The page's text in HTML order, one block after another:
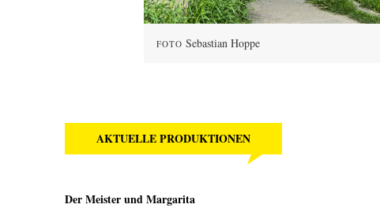
FOTO Sebastian Hoppe
AKTUELLE PRODUKTIONEN
Der Meister und Margarita